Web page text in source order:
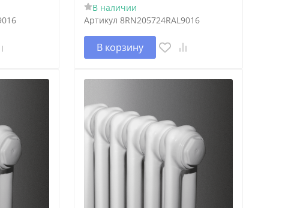
В наличии
Артикул 8RN205724RAL9016
В корзину